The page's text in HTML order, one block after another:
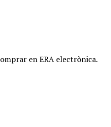
en ERA electrònica.